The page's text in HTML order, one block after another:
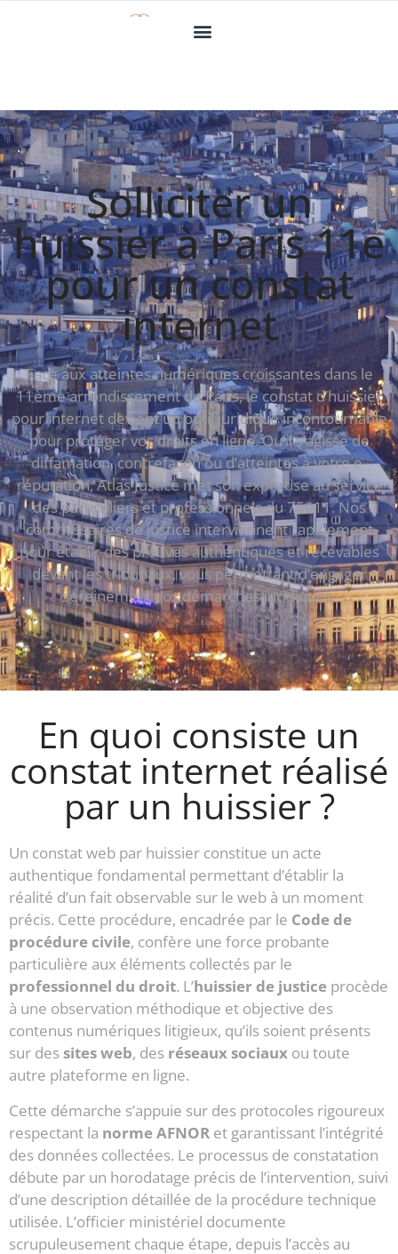
Solliciter un
huissier à Paris 11e
pour un constat
internet
Face aux atteintes numériques croissantes dans le
11ème arrondissement de Paris, le constat d’huissier
pour internet devient un outil juridique incontournable
pour protéger vos droits en ligne. Qu’il s’agisse de
diffamation, contrefaçon ou d’atteintes à votre e-
réputation, Atlas Justice met son expertise au service
des particuliers et professionnels du 75011. Nos
commissaires de justice interviennent rapidement
pour établir des preuves authentiques et recevables
devant les tribunaux, vous permettant d’engager
sereinement vos démarches juridiques.
En quoi consiste un
constat internet réalisé
par un huissier ?
Un constat web par huissier constitue un acte
authentique fondamental permettant d’établir la
réalité d’un fait observable sur le web à un moment
précis. Cette procédure, encadrée par le Code de
procédure civile, confère une force probante
particulière aux éléments collectés par le
professionnel du droit. L’huissier de justice procède
à une observation méthodique et objective des
contenus numériques litigieux, qu’ils soient présents
sur des sites web, des réseaux sociaux ou toute
autre plateforme en ligne.
Cette démarche s’appuie sur des protocoles rigoureux
respectant la norme AFNOR et garantissant l’intégrité
des données collectées. Le processus de constatation
débute par un horodatage précis de l’intervention, suivi
d’une description détaillée de la procédure technique
utilisée. L’officier ministériel documente
scrupuleusement chaque étape, depuis l’accès au